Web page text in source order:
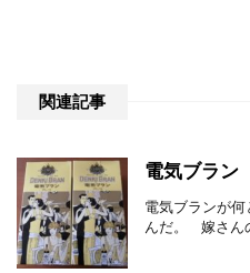
関連記事
電気ブラン
電気ブランが
んだ。 嫁さん